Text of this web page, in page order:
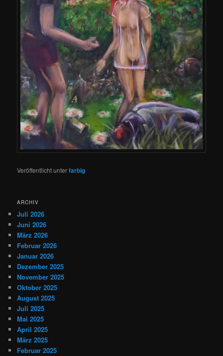
Veröffentlicht unterfarbig
ARCHIV
Juli 2026
Juni 2026
März 2026
Februar 2026
Januar 2026
Dezember 2025
November 2025
Oktober 2025
August 2025
Juli 2025
Mai 2025
April 2025
März 2025
Februar 2025